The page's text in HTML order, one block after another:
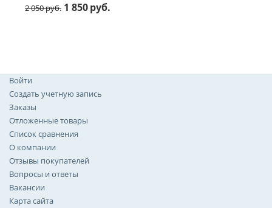
2 050руб. 1 850руб.
Войти
Создать учетную запись
Заказы
Отложенные товары
Список сравнения
О компании
Отзывы покупателей
Вопросы и ответы
Вакансии
Карта сайта